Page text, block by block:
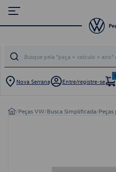
Nova Serrana Entre/registre-se
/Peças VW/Busca Simplificada/